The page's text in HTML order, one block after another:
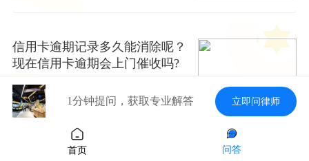
信用卡逾期记录多久能消除呢？
现在信用卡逾期会上门催收吗?
2023-05-06 15:17:24
信用卡逾期能贷款买车吗？信用
1分钟提问，获取专业解答 立即问律师
首页 问答